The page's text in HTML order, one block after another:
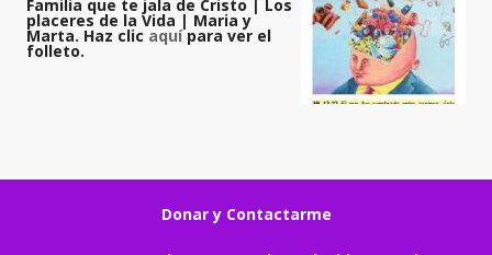
Familia que te jala de Cristo | Los
placeres de la Vida | Maria y
Marta. Haz clic aquípara ver el
folleto.
Donar y Contactarme